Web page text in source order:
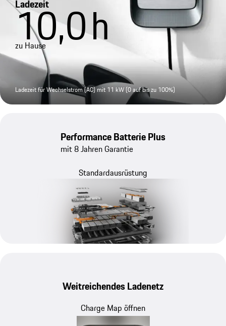
Ladezeit
10,0h
zu Hause
Ladezeit für Wechselstrom (AC) mit 11 kW (0 auf bis zu 100%)
Performance Batterie Plus
mit 8 Jahren Garantie
Standardausrüstung
Weitreichendes Ladenetz
Charge Map öffnen